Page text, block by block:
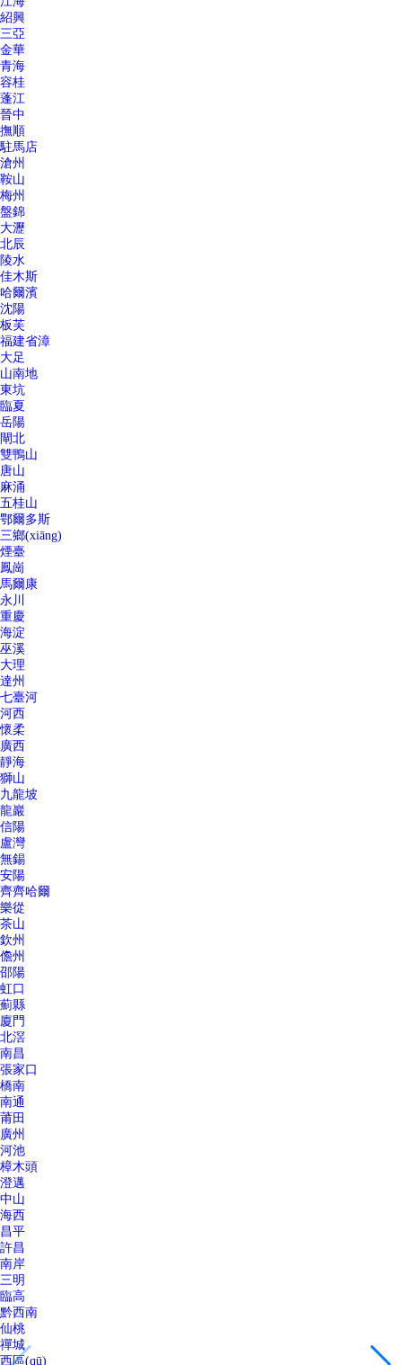
紹興
三亞
金華
青海
容桂
蓬江
晉中
撫順
駐馬店
滄州
鞍山
梅州
盤錦
大瀝
北辰
陵水
佳木斯
哈爾濱
沈陽
板芙
福建省漳
大足
山南地
東坑
臨夏
岳陽
閘北
雙鴨山
唐山
麻涌
五桂山
鄂爾多斯
三鄉(xiāng)
煙臺
鳳崗
馬爾康
永川
重慶
海淀
巫溪
大理
達州
七臺河
河西
懷柔
廣西
靜海
獅山
九龍坡
龍巖
信陽
盧灣
無錫
安陽
齊齊哈爾
樂從
茶山
欽州
儋州
邵陽
虹口
薊縣
廈門
北滘
南昌
張家口
橋南
南通
莆田
廣州
河池
樟木頭
澄邁
中山
海西
昌平
許昌
南岸
三明
臨高
黔西南
仙桃
禪城
西區(qū)